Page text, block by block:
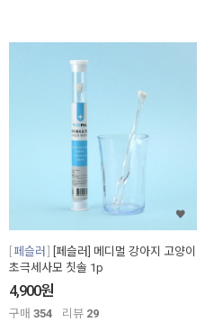
페슬러
[페슬러] 메디멀 강아지 고양이
초극세사모 칫솔 1p
4,900원
구매 354 리뷰 29